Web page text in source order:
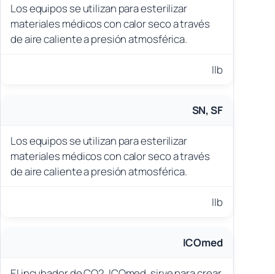
Los equipos se utilizan para esterilizar
materiales médicos con calor seco a través
de aire caliente a presión atmosférica.
IIb
SN, SF
Los equipos se utilizan para esterilizar
materiales médicos con calor seco a través
de aire caliente a presión atmosférica.
IIb
ICOmed